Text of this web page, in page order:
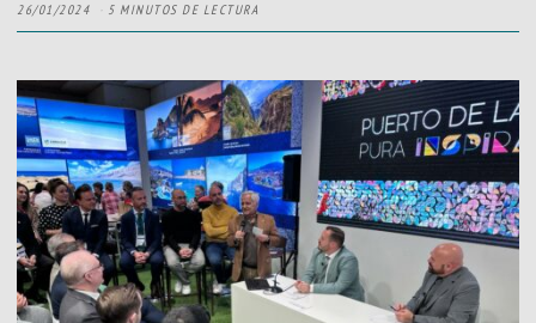
26/01/2024 5 MINUTOS DE LECTURA